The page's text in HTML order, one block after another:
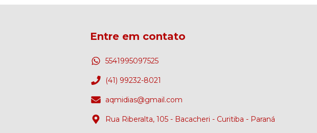
Entre em contato
5541995097525
(41) 99232-8021
aqmidias@gmail.com
Rua Riberalta, 105 - Bacacheri - Curitiba - Paraná